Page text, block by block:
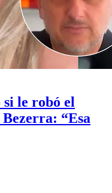
le robó el
“Esa